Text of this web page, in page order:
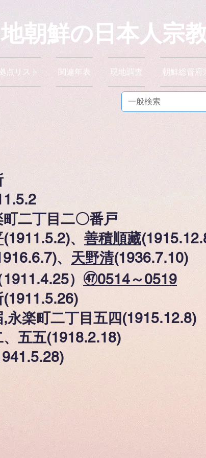
朝鮮の日本人宗
点リスト 関連年表 現地調査 朝鮮総督
二丁目二〇番戸
(1911.5.2)、 善積順藏
、 天野清(1936.7.10)
） ㊼0514～0519
町二丁目五四(1915.12.8)
五(1918.2.18)